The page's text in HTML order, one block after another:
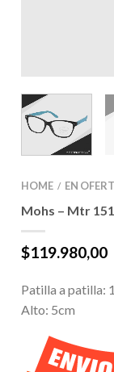
HOME / EN
Mohs – Mtr
$119.980,00
Patilla a patilla:
Alto: 5cm